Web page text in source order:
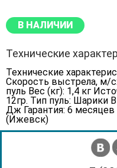
В НАЛИЧИИ
Технические
Технические
Скорость выстрела, м/
пуль Вес (кг): 1,4 кг
12гр. Тип пуль: Шарики
Дж Гарантия: 6
(Ижевск)